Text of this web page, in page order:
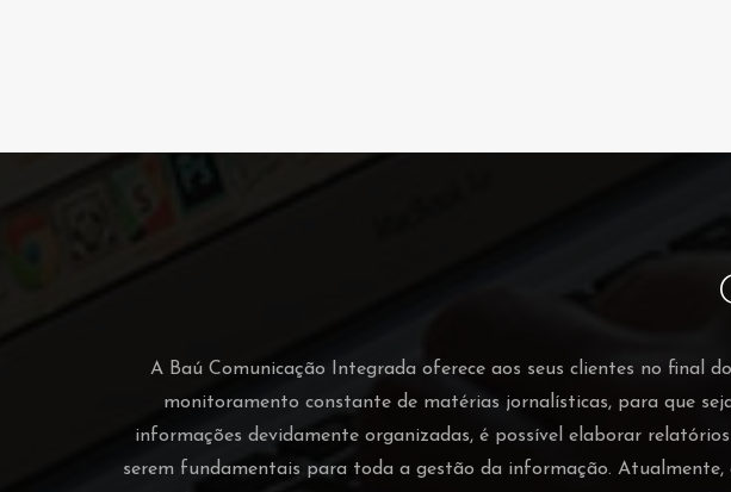
A Baú Comunicação Integrada oferece aos seus clientes no final
monitoramento constante de matérias jornalísticas, para que
informações devidamente organizadas, é possível elaborar
serem fundamentais para toda a gestão da informação.